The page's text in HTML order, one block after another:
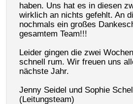
haben. Uns hat es in diesen
wirklich an nichts gefehlt. An
nochmals ein großes
gesamtem Team!!!
Leider gingen die zwei
schnell rum. Wir freuen uns
nächste Jahr.
Jenny Seidel und Sophie
(Leitungsteam)